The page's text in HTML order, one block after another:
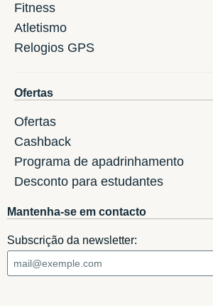
Fitness
Atletismo
Relogios GPS
Ofertas
Ofertas
Cashback
Programa de apadrinhamento
Desconto para estudantes
Mantenha-se em contacto
Subscrição da newsletter: